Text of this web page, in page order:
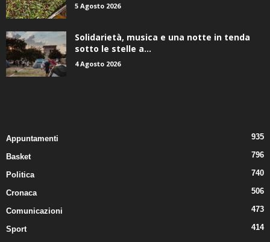
5 Agosto 2026
Solidarietà, musica e una notte in tenda
sotto le stelle a...
4 Agosto 2026
Appuntamenti 935
Basket 796
Politica 740
Cronaca 506
Comunicazioni 473
Sport
414